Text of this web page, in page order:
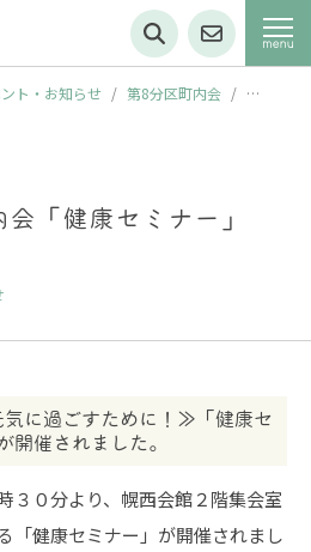
ト・お知らせ / 第8分区町内会 / 【
会「健康セミナー」
に過ごすために！≫「健康セ
開催されました。
３０分より、幌西会館２階集会室
「健康セミナー」が開催されまし